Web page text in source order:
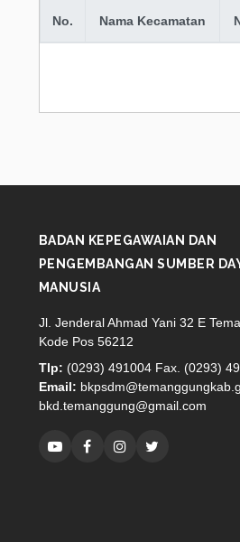
No. Nama Kecamatan
BADAN KEPEGAWAIAN DAN
PENGEMBANGAN SUMBER
MANUSIA
Jl. Jenderal Ahmad Yani 32 E
Kode Pos 56212
Tlp: (0293) 491004 Fax. (0293)
Email:
bkd.temanggung@gmail.com